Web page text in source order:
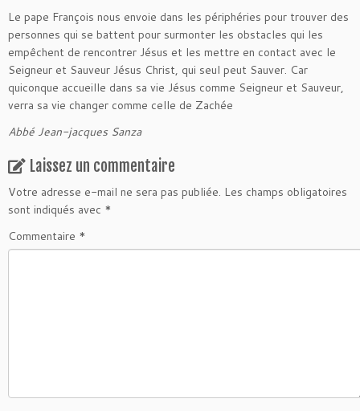
Le pape François nous envoie dans les périphéries pour trouver des
personnes qui se battent pour surmonter les obstacles qui les
empêchent de rencontrer Jésus et les mettre en contact avec le
Seigneur et Sauveur Jésus Christ, qui seul peut Sauver. Car
quiconque accueille dans sa vie Jésus comme Seigneur et Sauveur,
verra sa vie changer comme celle de Zachée
Abbé Jean-jacques Sanza
Laissez un commentaire
Votre adresse e-mail ne sera pas publiée. Les champs obligatoires
sont indiqués avec *
Commentaire *